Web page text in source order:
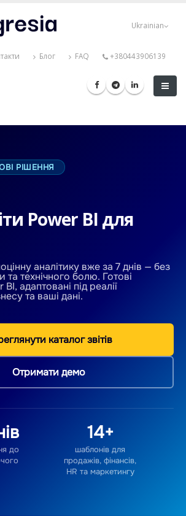
Ukrainian
Блог FAQ +380443906139
РІШЕННЯ
Power BI для
аналітику вже за 7 днів — без
та технічного болю. Готові
адаптовані під реалії
та ваші дані.
каталог звітів
Отримати демо
до
14+
шаблонів для
продажів, фінансів,
HR та маркетингу